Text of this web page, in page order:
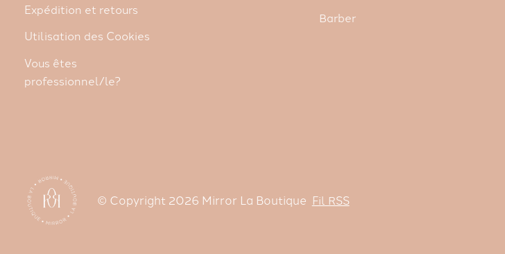
Expédition et retours
Utilisation des Cookies
Vous êtes
professionnel/le?
Barber
© Copyright 2026 Mirror La Boutique Fil RSS